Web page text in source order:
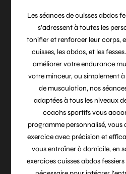
Les séances de cuisses abdos
s’adressent à toutes les
tonifier et renforcer leur corps,
cuisses, les abdos, et les
améliorer votre endurance
votre minceur, ou simplement
de musculation, nos
adaptées à tous les niveaux
coachs sportifs vous
programme personnalisé, vous
exercice avec précision et
vous entraîner à domicile, en
exercices cuisses abdos